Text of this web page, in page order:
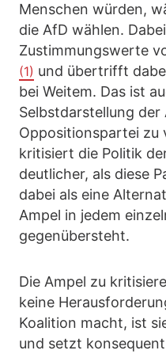
Menschen würden,
die AfD wählen.
Zustimmungswerte
(1) und übertrifft
bei Weitem. Das ist
Selbstdarstellung der
Oppositionspartei zu
kritisiert die Politik
deutlicher, als diese
dabei als eine
Ampel in jedem
gegenübersteht.
Die Ampel zu
keine
Koalition macht, ist
und setzt